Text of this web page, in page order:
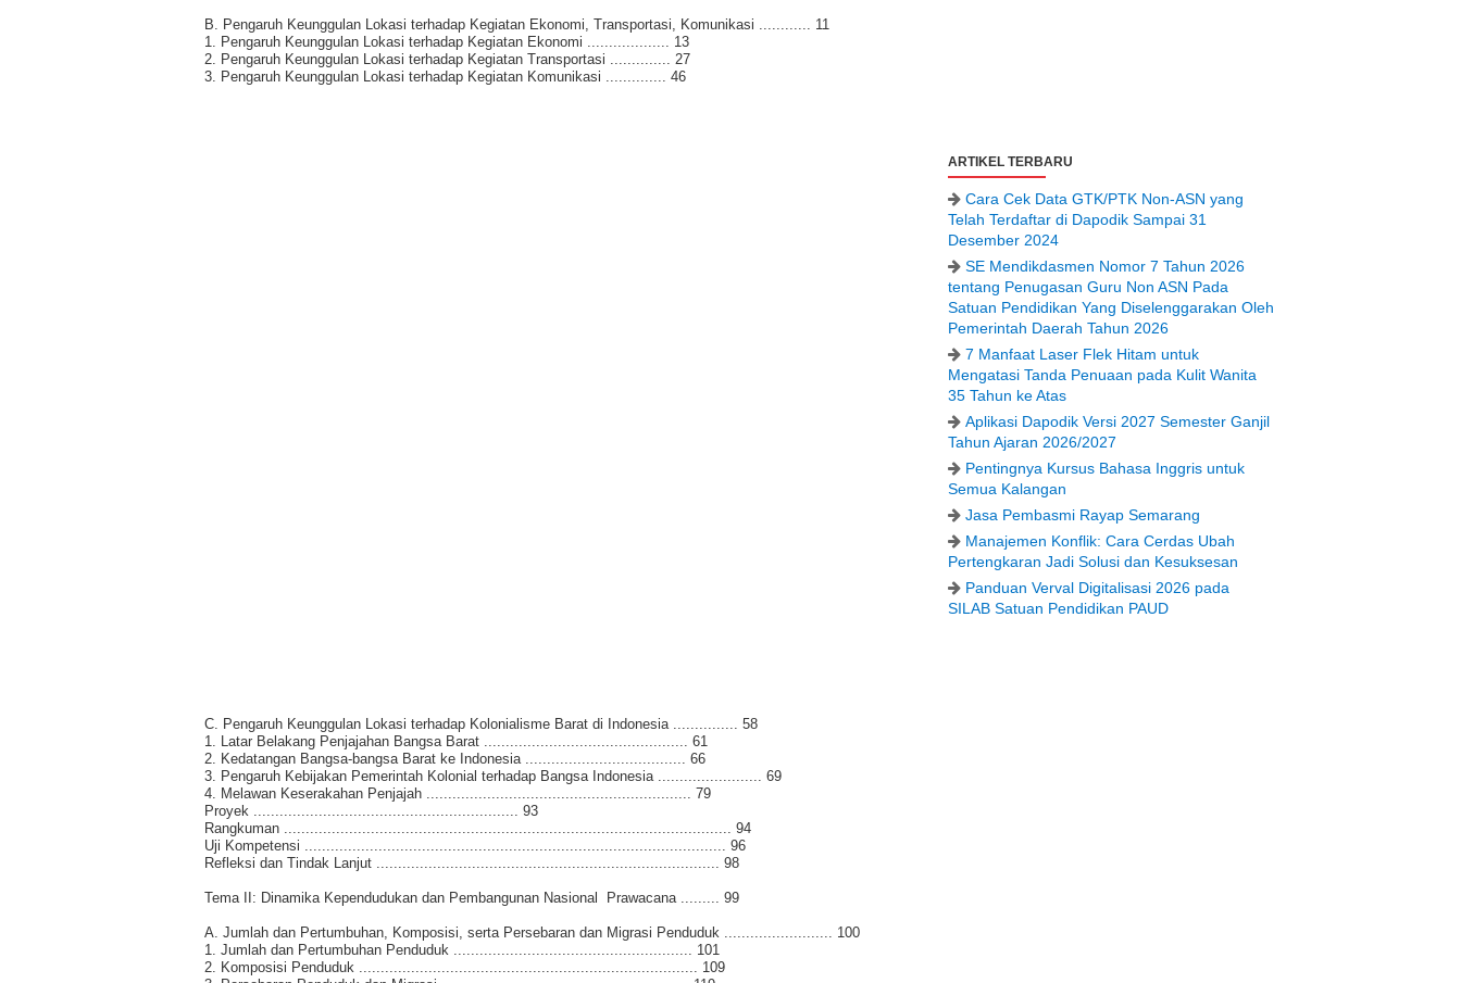
B. Pengaruh Keunggulan Lokasi terhadap Kegiatan Ekonomi, Transportasi, Komunikasi ............ 11
1. Pengaruh Keunggulan Lokasi terhadap Kegiatan Ekonomi ................... 13
2. Pengaruh Keunggulan Lokasi terhadap Kegiatan Transportasi .............. 27
3. Pengaruh Keunggulan Lokasi terhadap Kegiatan Komunikasi .............. 46
C. Pengaruh Keunggulan Lokasi terhadap Kolonialisme Barat di Indonesia ............... 58
1. Latar Belakang Penjajahan Bangsa Barat ............................................... 61
2. Kedatangan Bangsa-bangsa Barat ke Indonesia ..................................... 66
3. Pengaruh Kebijakan Pemerintah Kolonial terhadap Bangsa Indonesia ........................ 69
4. Melawan Keserakahan Penjajah ............................................................. 79
Proyek ............................................................. 93
Rangkuman ....................................................................................................... 94
Uji Kompetensi ................................................................................................. 96
Refleksi dan Tindak Lanjut ............................................................................... 98
Tema II: Dinamika Kependudukan dan Pembangunan Nasional Prawacana ......... 99
A. Jumlah dan Pertumbuhan, Komposisi, serta Persebaran dan Migrasi Penduduk ......................... 100
1. Jumlah dan Pertumbuhan Penduduk ....................................................... 101
2. Komposisi Penduduk .............................................................................. 109
ARTIKEL TERBARU
Cara Cek Data GTK/PTK Non-ASN yang
Telah Terdaftar di Dapodik Sampai 31
Desember 2024
SE Mendikdasmen Nomor 7 Tahun 2026
tentang Penugasan Guru Non ASN Pada
Satuan Pendidikan Yang Diselenggarakan Oleh
Pemerintah Daerah Tahun 2026
7 Manfaat Laser Flek Hitam untuk
Mengatasi Tanda Penuaan pada Kulit Wanita
35 Tahun ke Atas
Aplikasi Dapodik Versi 2027 Semester Ganjil
Tahun Ajaran 2026/2027
Pentingnya Kursus Bahasa Inggris untuk
Semua Kalangan
Jasa Pembasmi Rayap Semarang
Manajemen Konflik: Cara Cerdas Ubah
Pertengkaran Jadi Solusi dan Kesuksesan
Panduan Verval Digitalisasi 2026 pada
SILAB Satuan Pendidikan PAUD